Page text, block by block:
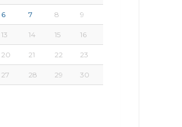
6 7 8 9
13 14 15 16
20 21 22 23
27 28 29 30